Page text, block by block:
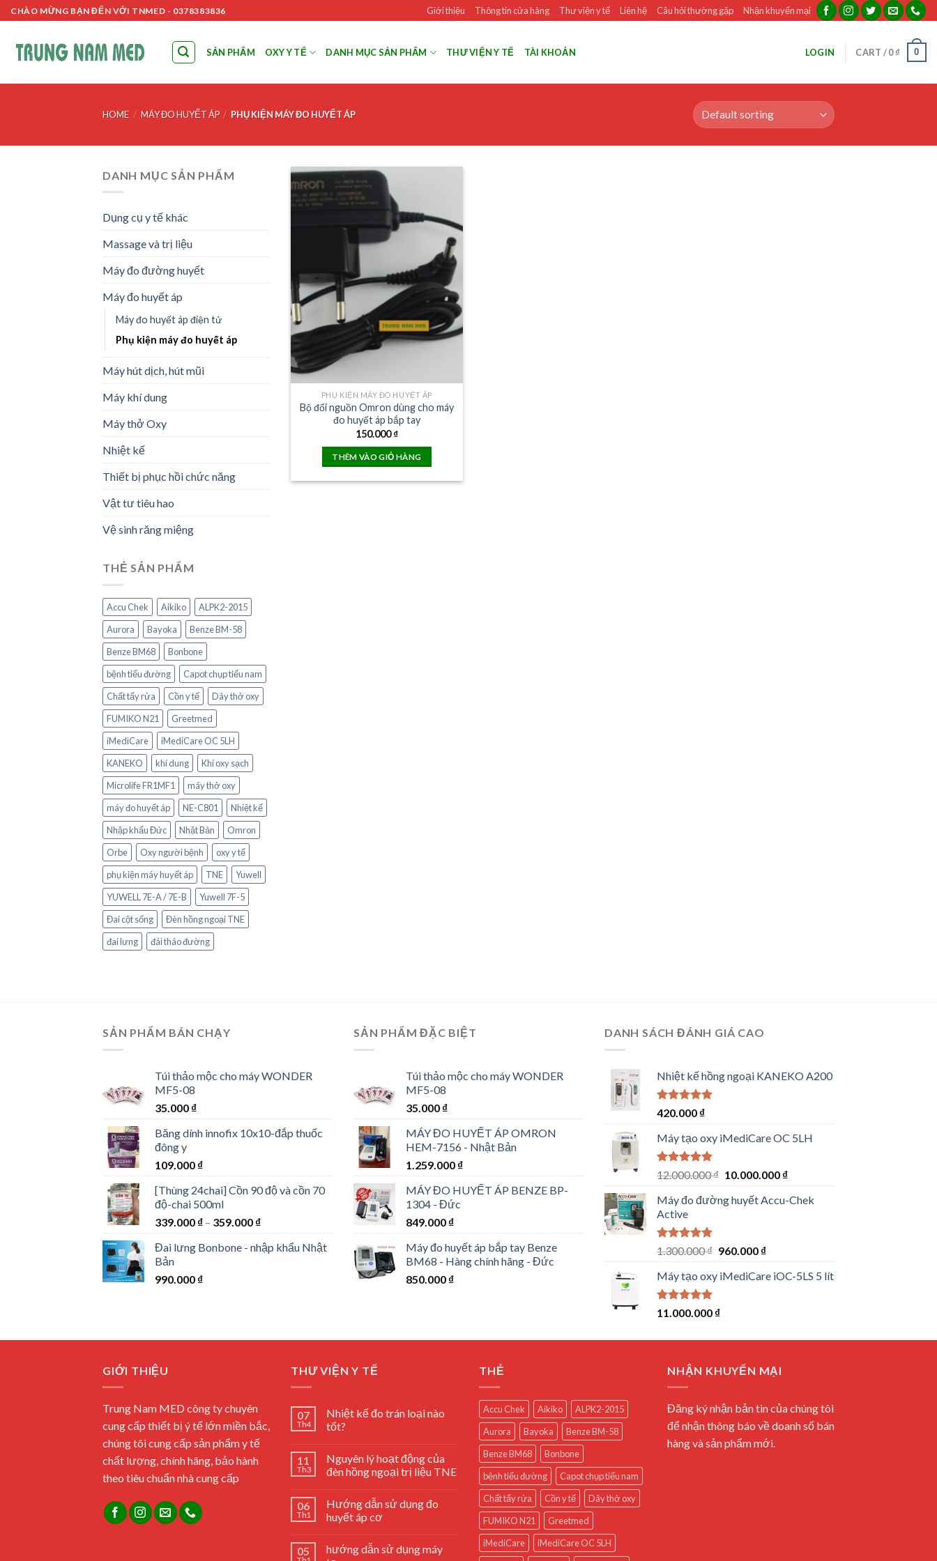
Skip
to
content
CHÀO MỪNG BẠN ĐẾN VỚI TNMED - 0378383836 Giới thiệu Thông tin cửa hàng Thư viện y tế Liên hệ Câu hỏi thường gặp Nhận khuyến mại
SẢN PHẨM OXY Y TẾ DANH MỤC SẢN PHẨM THƯ VIỆN Y TẾ TÀI KHOẢN LOGIN CART /0₫ 0
HOME / MÁY ĐO HUYẾT ÁP / PHỤ KIỆN MÁY ĐO HUYẾT ÁP
DANH MỤC SẢN PHẨM
Dụng cụ y tế khác
Massage và trị liệu
Máy đo đường huyết
Máy đo huyết áp
Máy đo huyết áp điện tử
Phụ kiện máy đo huyết áp
Máy hút dịch, hút mũi
Máy khí dung
Máy thở Oxy
Nhiệt kế
Thiết bị phục hồi chức năng
Vật tư tiêu hao
Vệ sinh răng miệng
THẺ SẢN PHẨM
Accu Chek Aikiko
ALPK2-2015
Aurora
Bayoka
Benze BM-58
Benze BM68
Bonbone
bệnh tiểu đường
Capot chụp tiểu nam
Chất tẩy rửa
Cồn y tế
Dây thở oxy
FUMIKO N21
Greetmed
iMediCare
iMediCare OC 5LH
KANEKO
khí dung
Khí oxy sạch
Microlife FR1MF1
máy thở oxy
máy đo huyết áp
NE-C801
Nhiệt kế
Nhập khẩu Đức
Nhật Bản
Omron
Orbe
Oxy người bệnh
oxy y tế
phụ kiện máy huyết áp
TNE
Yuwell
YUWELL 7E-A / 7E-B
Yuwell 7F-5
Đai cột sống
Đèn hồng ngoại TNE
đai lưng
đái tháo đường
PHỤ KIỆN MÁY ĐO HUYẾT ÁP
Bộ đổi nguồn Omron dùng cho máy
đo huyết áp bắp tay
150.000₫
THÊM VÀO GIỎ HÀNG
SẢN PHẨM BÁN CHẠY
Túi thảo mộc cho máy WONDER
MF5-08
35.000 ₫
Băng dính innofix 10x10-đắp thuốc
đông y
109.000 ₫
[Thùng 24chai] Cồn 90 độ và cồn 70
độ-chai 500ml
339.000 ₫ – 359.000 ₫
Đai lưng Bonbone - nhập khẩu Nhật
Bản
990.000 ₫
SẢN PHẨM ĐẶC BIỆT
Túi thảo mộc cho máy WONDER
MF5-08
35.000 ₫
MÁY ĐO HUYẾT ÁP OMRON
HEM-7156 - Nhật Bản
1.259.000 ₫
MÁY ĐO HUYẾT ÁP BENZE BP-
1304 - Đức
849.000 ₫
Máy đo huyết áp bắp tay Benze
BM68 - Hàng chính hãng - Đức
850.000 ₫
DANH SÁCH ĐÁNH GIÁ CAO
Nhiệt kế hồng ngoại KANEKO A200
Rated5.00
420.000 ₫
Máy tạo oxy iMediCare OC 5LH
Rated5.00
12.000.000₫ Original
was:
10.000.000 ₫Current
is:
Máy đo đường huyết Accu-Chek
Active
Rated5.00
1.300.000₫ Original
was:
960.000 ₫Current
is:
Máy tạo oxy iMediCare iOC-5LS 5 lít
Rated5.00
11.000.000 ₫
GIỚI THIỆU
Trung Nam MED công ty chuyên
cung cấp thiết bị ý tế lớn miền bắc,
chúng tôi cung cấp sản phẩm y tế
chất lượng, chính hãng, bảo hành
theo tiêu chuẩn nhà cung cấp
THƯ VIỆN Y TẾ
07
Th4
Nhiệt kế đo trán loại nào
tốt?
11
Th3
Nguyên lý hoạt động của
đèn hồng ngoại trị liệu TNE
06
Th1
Hướng dẫn sử dụng đo
huyết áp cơ
05
hướng dẫn sử dụng máy
THẺ
Accu Chek Aikiko
ALPK2-2015
Aurora
Bayoka
Benze BM-58
Benze BM68
Bonbone
bệnh tiểu đường
Capot chụp tiểu nam
Chất tẩy rửa
Cồn y tế
Dây thở oxy
FUMIKO N21
Greetmed
iMediCare
iMediCare OC 5LH
NHẬN KHUYẾN MẠI
Đăng ký nhận bản tin của chúng tôi
để nhận thông báo về doanh số bán
hàng và sản phẩm mới.